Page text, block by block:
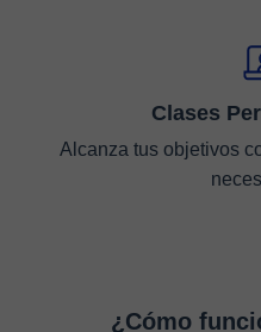
Clases
Alcanza tus objetivos
¿Cómo